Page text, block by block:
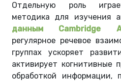
Отдельную роль
методика для изучения
данным Cambridge
регулярное речевое
группах ускоряет
активирует когнитивные
обработкой информации,